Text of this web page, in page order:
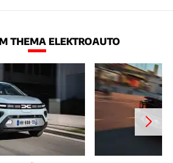
THEMA ELEKTROAUTO